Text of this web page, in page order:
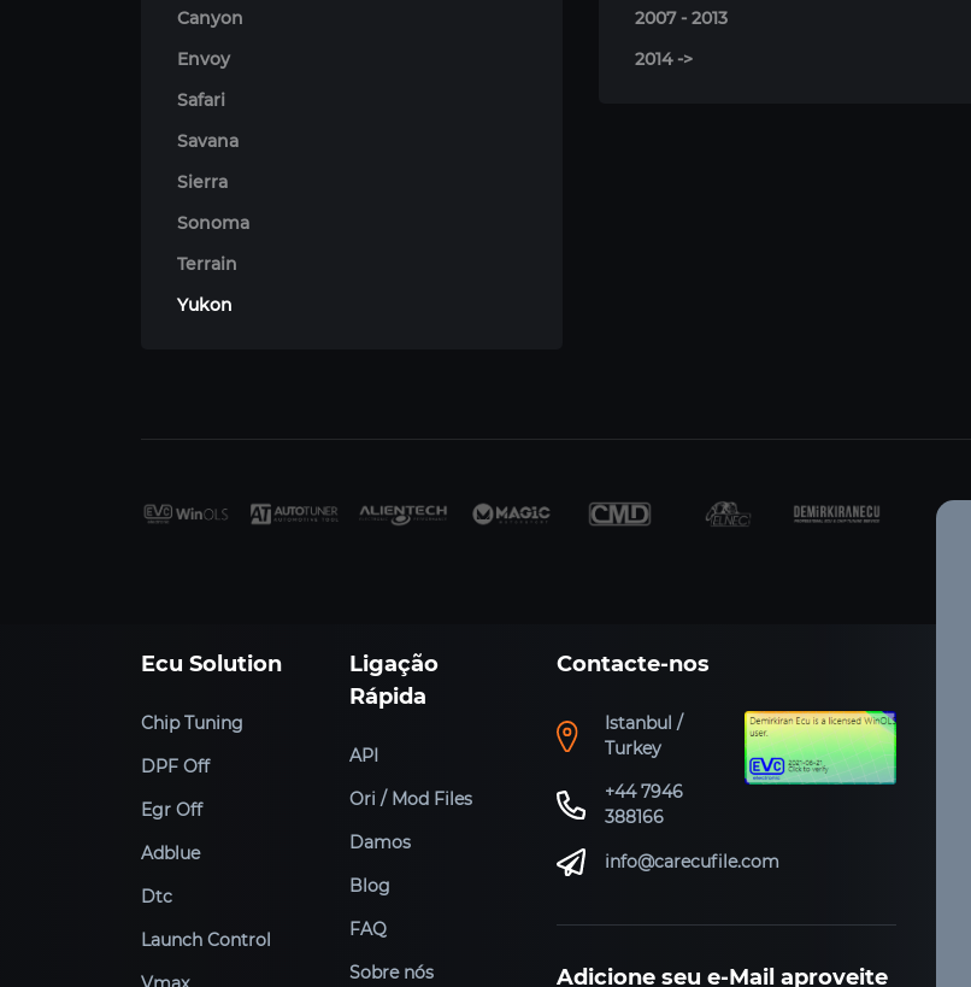
Canyon
Envoy
Safari
Savana
Sierra
Sonoma
Terrain
Yukon
2007 - 2013
2014 ->
Ecu Solution
Chip Tuning
DPF Off
Egr Off
Adblue
Dtc
Launch Control
Ligação
Rápida
API
Ori / Mod Files
Damos
Blog
FAQ
Sobre nós
Contacte-nos
Istanbul /
Turkey
+44 7946
388166
info@carecufile.com
Adicione seu e-Mail aproveite